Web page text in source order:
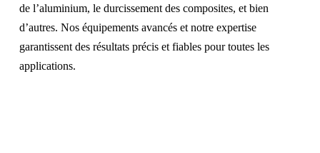
de l’aluminium, le durcissement des composites, et bien
d’autres. Nos équipements avancés et notre expertise
garantissent des résultats précis et fiables pour toutes les
applications.